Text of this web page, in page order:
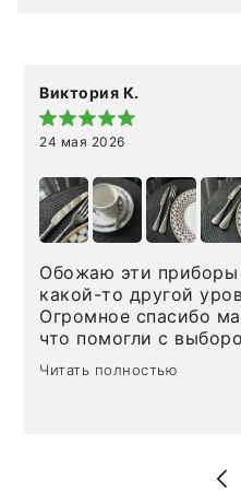
Виктория К.
24 мая 2026
Обожаю эти приборы
какой-то другой
Огромное спасибо
что помогли с
доставкой и
была здесь лично,
внутри очень много
Позже заказывала
Читать полностью